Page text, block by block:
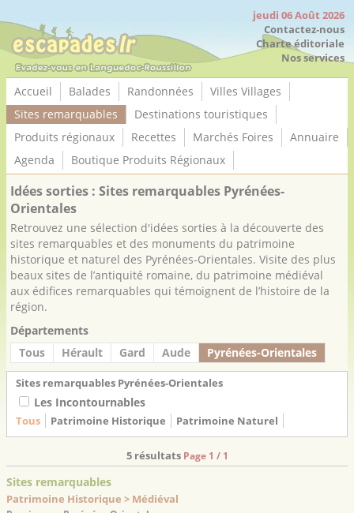
jeudi 06 Août 2026
Contactez-nous
Charte éditoriale
Nos services
Accueil Balades Randonnées
Villes Villages
Sites remarquables
Destinations touristiques
Produits régionaux
Recettes Marchés Foires
Annuaire
Agenda
Boutique Produits Régionaux
Idées sorties : Sites remarquables Pyrénées-
Orientales
Retrouvez une sélection d'idées sorties à la découverte des
sites remarquables et des monuments du patrimoine
historique et naturel des Pyrénées-Orientales. Visite des plus
beaux sites de l’antiquité romaine, du patrimoine médiéval
aux édifices remarquables qui témoignent de l’histoire de la
région.
Départements
Tous
Hérault Gard Aude Pyrénées-Orientales
Sites remarquables Pyrénées-Orientales
Les Incontournables
Tous Patrimoine Historique Patrimoine Naturel
5 résultats Page 1 / 1
Sites remarquables
Patrimoine Historique > Médiéval